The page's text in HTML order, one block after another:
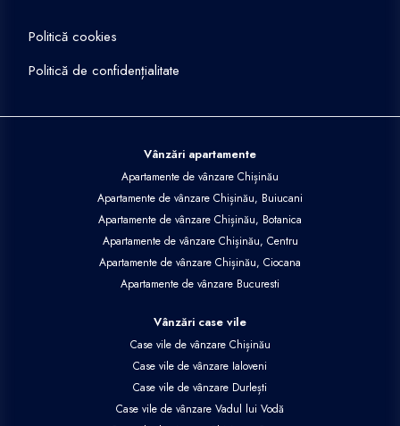
Politică cookies
Politică de confidențialitate
Vânzări apartamente
Apartamente de vânzare Chișinău
Apartamente de vânzare Chișinău, Buiucani
Apartamente de vânzare Chișinău, Botanica
Apartamente de vânzare Chișinău, Centru
Apartamente de vânzare Chișinău, Ciocana
Apartamente de vânzare Bucuresti
Vânzări case vile
Case vile de vânzare Chișinău
Case vile de vânzare Ialoveni
Case vile de vânzare Durlești
Case vile de vânzare Vadul lui Vodă